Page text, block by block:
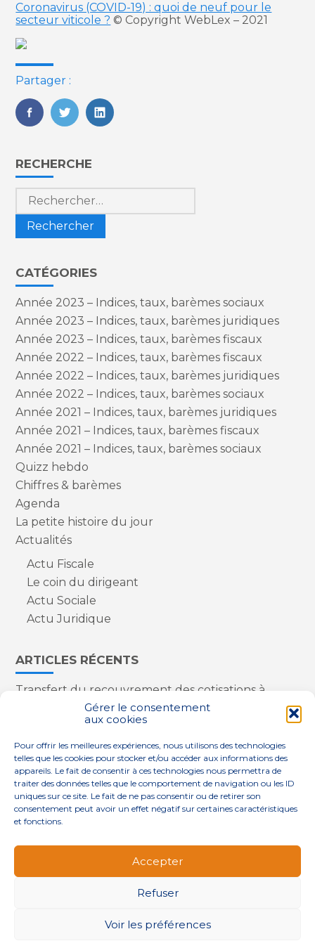
Gérer le consentement
aux cookies
Pour offrir les meilleures expériences, nous utilisons des technologies
telles que les cookies pour stocker et/ou accéder aux informations des
appareils. Le fait de consentir à ces technologies nous permettra de
traiter des données telles que le comportement de navigation ou les ID
uniques sur ce site. Le fait de ne pas consentir ou de retirer son
consentement peut avoir un effet négatif sur certaines caractéristiques
et fonctions.
Accepter
Refuser
Voir les préférences
Coronavirus (COVID-19) : quoi de neuf pour le
secteur viticole ? © Copyright WebLex – 2021
Partager :
FaceBook
TwitterLinkedIn
Blog
sidebar
RECHERCHE
Rechercher :
CATÉGORIES
Année 2023 – Indices, taux, barèmes sociaux
Année 2023 – Indices, taux, barèmes juridiques
Année 2023 – Indices, taux, barèmes fiscaux
Année 2022 – Indices, taux, barèmes fiscaux
Année 2022 – Indices, taux, barèmes juridiques
Année 2022 – Indices, taux, barèmes sociaux
Année 2021 – Indices, taux, barèmes juridiques
Année 2021 – Indices, taux, barèmes fiscaux
Année 2021 – Indices, taux, barèmes sociaux
Quizz hebdo
Chiffres & barèmes
Agenda
La petite histoire du jour
Actualités
Actu Fiscale
Le coin du dirigeant
Actu Sociale
Actu Juridique
ARTICLES RÉCENTS
Transfert du recouvrement des cotisations à
l’Urssaf : des nouveautés
Appareils reconditionnés : annulation de la
Contrôle de la qualité de l’air dans les ERP
Industriels : le point sur les dernières évolutions
réglementaires
QUI SOMMES-NOUS ?
NOS SOLUTIONS
ACTUALITÉS CONTACT
MENTIONS LÉGALES